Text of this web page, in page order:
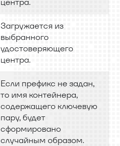
Загружается из
выбранного
удостоверяющего
центра.
Если префикс не задан,
то имя контейнера,
содержащего ключевую
пару, будет
сформировано
случайным образом.